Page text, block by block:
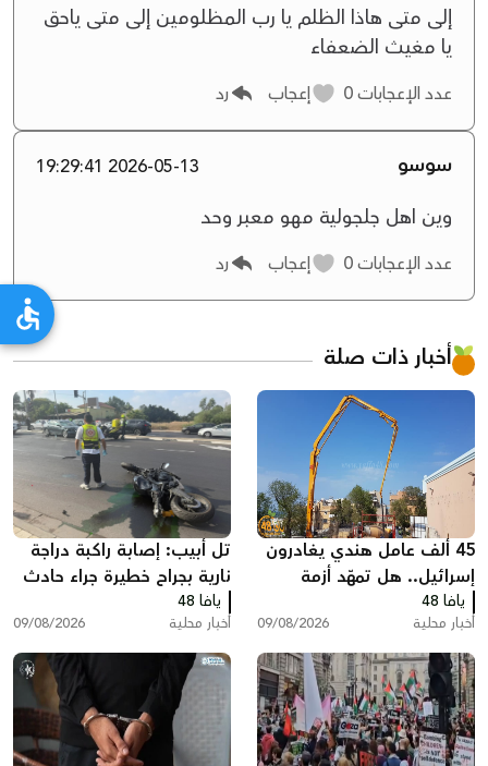
إلى متى هاذا الظلم يا رب المظلومين إلى متى ياحق
يا مغيث الضعفاء
عدد الإعجابات إعجاب رد
سوسو 2026-05-13 19:29:41
وين اهل جلجولية مهو معبر وحد
عدد الإعجابات إعجاب رد
أخبار ذات صلة
45 ألف عامل هندي يغادرون
إسرائيل.. هل تمهّد أزمة
العمالة لعودة الفلسطينيين؟
يافا 48
أخبار محلية 09/08/2026
تل أبيب: إصابة راكبة دراجة
نارية بجراح خطيرة جراء حادث
طرق
يافا 48
أخبار محلية 09/08/2026